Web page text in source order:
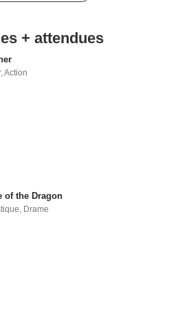
+ attendues
,Action
of the Dragon
Drame